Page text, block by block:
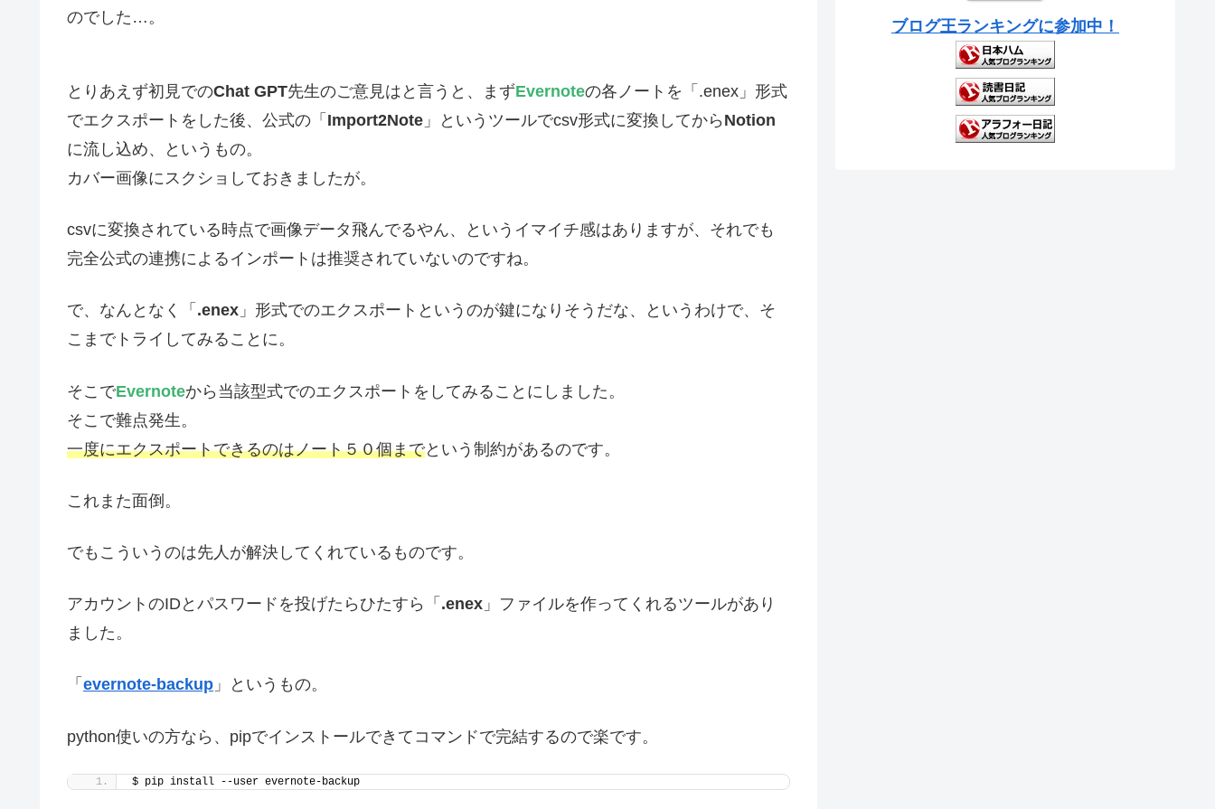
のでした…。
とりあえず初見でのChat GPT先生のご意見はと言うと、まずEvernoteの各ノートを「.enex」形式
でエクスポートをした後、公式の「 Import2Note 」というツールでcsv形式に変換してから Notion
に流し込め、というもの。
カバー画像にスクショしておきましたが。
csvに変換されている時点で画像データ飛んでるやん、というイマイチ感はありますが、それでも
完全公式の連携によるインポートは推奨されていないのですね。
で、なんとなく「 .enex 」形式でのエクスポートというのが鍵になりそうだな、というわけで、そ
こまでトライしてみることに。
そこでEvernoteから当該型式でのエクスポートをしてみることにしました。
そこで難点発生。
一度にエクスポートできるのはノート５０個までという制約があるのです。
これまた面倒。
でもこういうのは先人が解決してくれているものです。
アカウントのIDとパスワードを投げたらひたすら「 .enex 」ファイルを作ってくれるツールがあり
ました。
「 evernote-backup 」というもの。
python使いの方なら、pipでインストールできてコマンドで完結するので楽です。
$ pip install --user evernote-backup
ブログ王ランキングに参加中！